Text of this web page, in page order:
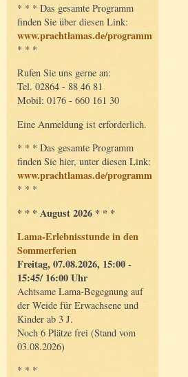
* * * Das gesamte Programm
finden Sie über diesen Link:
www.prachtlamas.de/programm
* * *
Rufen Sie uns gerne an:
Tel. 02864 - 88 46 81
Mobil: 0176 - 660 161 30
Eine Anmeldung ist erforderlich.
* * * Das gesamte Programm
finden Sie hier, unter diesen Link:
www.prachtlamas.de/programm
* * *
* * * August 2026 * * *
Lama-Erlebnisstunde in den
Sommerferien
Freitag, 07.08.2026, 15:00 -
15:45/ 16:00 Uhr
Achtsame Lama-Begegnung auf
der Weide für Erwachsene und
Kinder ab 3 J.
Noch 6 Plätze frei (Stand vom
03.08.2026)
* * *